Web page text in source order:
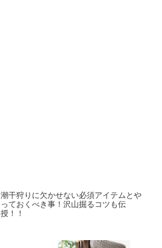
潮干狩りに欠かせない必須アイテムとや
っておくべき事！沢山掘るコツも伝
授！！